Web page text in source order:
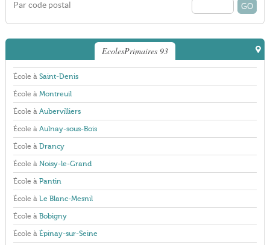
Par code postal
EcolesPrimaires 93
École à Saint-Denis
École à Montreuil
École à Aubervilliers
École à Aulnay-sous-Bois
École à Drancy
École à Noisy-le-Grand
École à Pantin
École à Le Blanc-Mesnil
École à Bobigny
École à Épinay-sur-Seine